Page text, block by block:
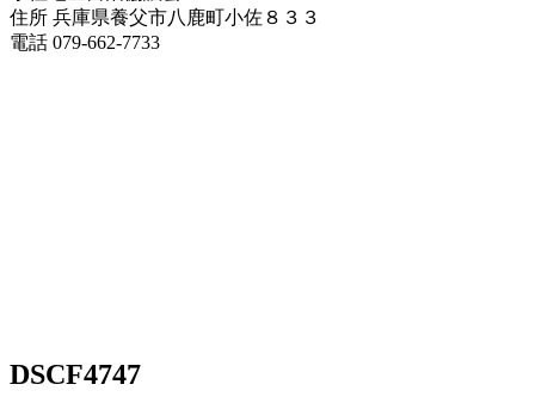
住所 兵庫県養父市八鹿町小佐８３３
電話 079-662-7733
DSCF4747